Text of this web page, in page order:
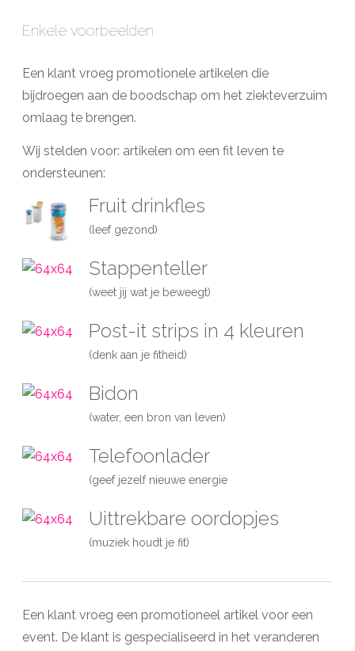
Enkele voorbeelden
Een klant vroeg promotionele artikelen die
bijdroegen aan de boodschap om het ziekteverzuim
omlaag te brengen.
Wij stelden voor: artikelen om een fit leven te
ondersteunen:
Fruit drinkfles
(leef gezond)
Stappenteller
(weet jij wat je beweegt)
Post-it strips in 4 kleuren
(denk aan je fitheid)
Bidon
(water, een bron van leven)
Telefoonlader
(geef jezelf nieuwe energie
Uittrekbare oordopjes
(muziek houdt je fit)
Een klant vroeg een promotioneel artikel voor een
event. De klant is gespecialiseerd in het veranderen